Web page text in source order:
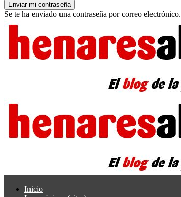
Se te ha enviado una contraseña por correo electrónico.
Inicio